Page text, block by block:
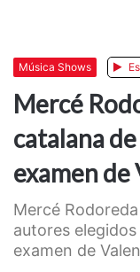
Música Shows
Mercé
catalana
examen de
Mercé
autores
examen de